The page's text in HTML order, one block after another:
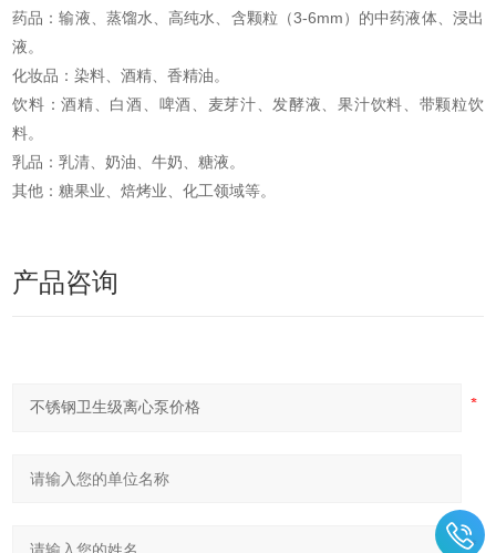
药品：输液、蒸馏水、高纯水、含颗粒（3-6mm）的中药液体、浸出
液。
化妆品：染料、酒精、香精油。
饮料：酒精、白酒、啤酒、麦芽汁、发酵液、果汁饮料、带颗粒饮
料。
乳品：乳清、奶油、牛奶、糖液。
其他：糖果业、焙烤业、化工领域等。
产品咨询